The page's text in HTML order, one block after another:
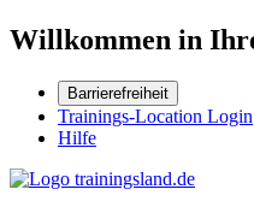
Willkommen in
Barrierefreiheit
Trainings-Location Login
Hilfe